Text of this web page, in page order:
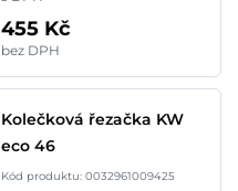
455 Kč
bez DPH
Kolečková řezačka KW
eco 46
Kód produktu: 0032961009425